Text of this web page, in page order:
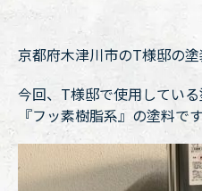
京都府木津川市のT様邸の塗
今回、T様邸で使用してい
『フッ素樹脂系』の塗料です